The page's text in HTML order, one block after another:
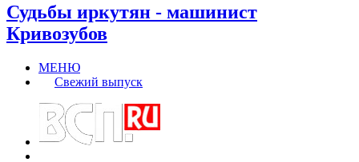
Судьбы иркутян - машинист
Кривозубов
МЕНЮ
Свежий выпуск